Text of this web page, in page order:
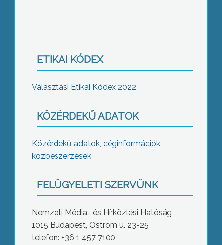
ETIKAI KÓDEX
Választási Etikai Kódex 2022
KÖZÉRDEKŰ ADATOK
Közérdekű adatok, céginformációk,
közbeszerzések
FELÜGYELETI SZERVÜNK
Nemzeti Média- és Hírközlési Hatóság
1015 Budapest, Ostrom u. 23-25
telefon: +36 1 457 7100